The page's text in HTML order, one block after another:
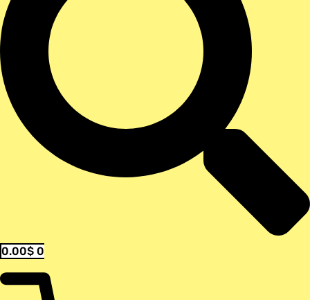
0.00$ 0